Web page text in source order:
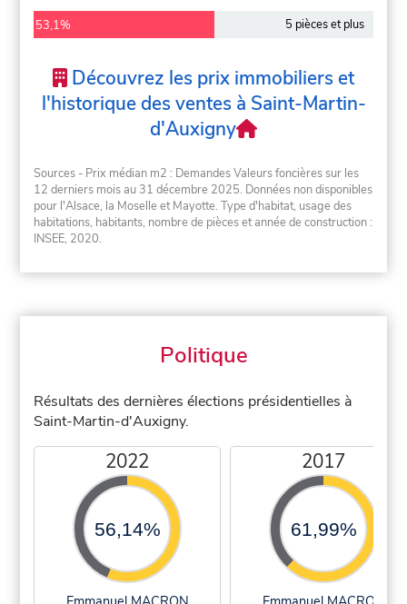
53,1% 5 pièces et plus
Découvrez les prix immobiliers et
l'historique des ventes à Saint-Martin-
d'Auxigny
Sources - Prix médian m2 : Demandes Valeurs foncières sur les
12 derniers mois au 31 décembre 2025. Données non disponibles
pour l'Alsace, la Moselle et Mayotte. Type d'habitat, usage des
habitations, habitants, nombre de pièces et année de construction :
INSEE, 2020.
Politique
Résultats des dernières élections présidentielles à
Saint-Martin-d'Auxigny.
2022
56,14%
2017
61,99%